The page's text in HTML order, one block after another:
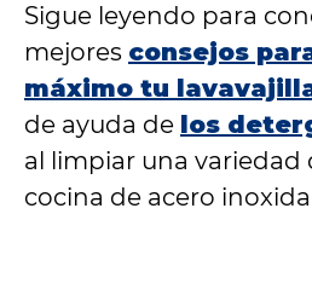
Sigue leyendo para
mejores consejos
máximo tu
de ayuda de los
al limpiar una variedad
cocina de acero